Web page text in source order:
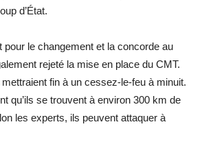
d’État.
pour le changement et la concorde au
rejeté la mise en place du CMT.
mettraient fin à un cessez-le-feu à minuit.
qu’ils se trouvent à environ 300 km de
les experts, ils peuvent attaquer à